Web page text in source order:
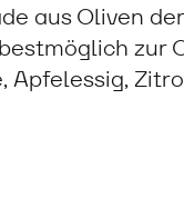
aus Oliven
zur
Apfelessig,